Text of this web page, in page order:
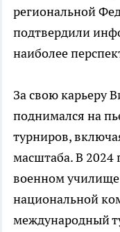
региональной
подтвердили
наиболее
За свою карьеру
поднимался на
турниров,
масштаба. В 2024
военном
национальной
международный